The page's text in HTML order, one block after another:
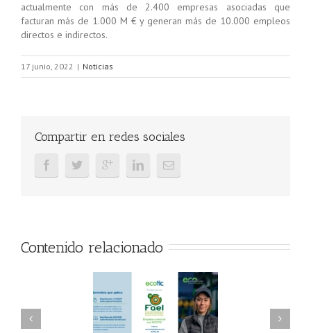
actualmente con más de 2.400 empresas asociadas que
facturan más de 1.000 M € y generan más de 10.000 empleos
directos e indirectos.
17 junio, 2022 | Noticias
Compartir en redes sociales
Contenido relacionado
AAEL y
FAEL, Ecoasimelec y